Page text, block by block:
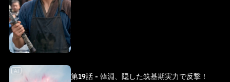
る。
AI
第19話 - 韓淵、隠した筑基期実力で反撃！